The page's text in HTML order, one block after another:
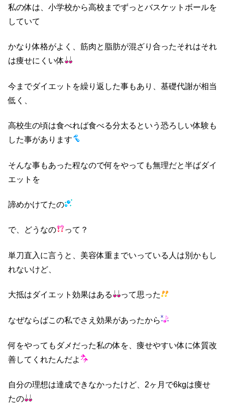
私の体は、小学校から高校までずっとバスケットボールを
していて
かなり体格がよく、筋肉と脂肪が混ざり合ったそれはそれ
は痩せにくい体
今までダイエットを繰り返した事もあり、基礎代謝が相当
低く、
高校生の頃は食べれば食べる分太るという恐ろしい体験も
した事があります
そんな事もあった程なので何をやっても無理だと半ばダイ
エットを
諦めかけてたの
で、どうなの って？
単刀直入に言うと、美容体重までいっている人は別かもし
れないけど、
大抵はダイエット効果はある って思った
なぜならばこの私でさえ効果があったから
何をやってもダメだった私の体を、痩せやすい体に体質改
善してくれたんだよ
自分の理想は達成できなかったけど、2ヶ月で6kgは痩せ
たの